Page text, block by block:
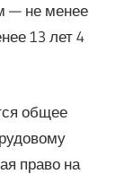
— не менее
13 лет 4
общее
право на